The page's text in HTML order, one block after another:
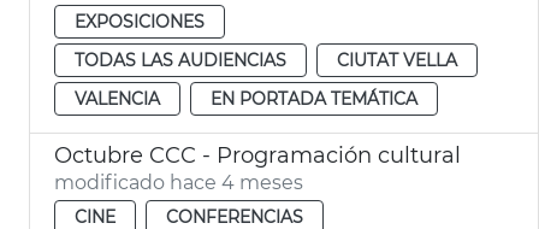
EXPOSICIONES
TODAS LAS AUDIENCIAS
CIUTAT VELLA
VALENCIA
EN PORTADA TEMÁTICA
Octubre CCC - Programación cultural
modificado hace 4 meses
CINE
CONFERENCIAS